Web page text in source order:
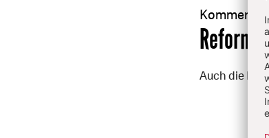
Kommentar
:
Auch die